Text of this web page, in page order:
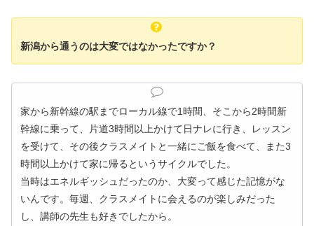
新潟から通うのは大変ではなかったですか？
家から新幹線の駅までローカル線で1時間、そこから2時間新
幹線に乗って、片道3時間以上かけて日ナレに行き、レッスン
を受けて、その後クラスメイトと一緒にご飯を食べて、また3
時間以上かけて家に帰るというサイクルでした。
当時はエネルギッシュだったのか、大変って感じた記憶がな
いんです。毎週、クラスメイトに会えるのが楽しみだった
し、講師の先生も好きでしたから。